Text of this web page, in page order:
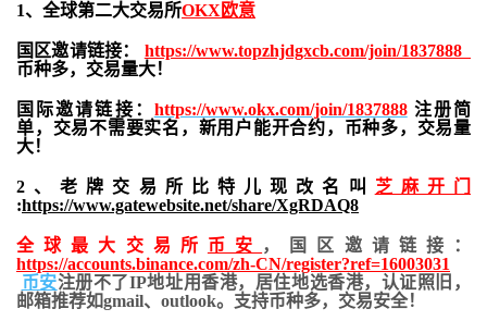
1、全球第二大交易所OKX欧意
国区邀请链接： https://www.topzhjdgxcb.com/join/1837888
币种多，交易量大！
国际邀请链接： https://www.okx.com/join/1837888注册简
单，交易不需要实名，新用户能开合约， 币种多，交易量
大！
2、老牌交易所比特儿现改名叫 芝麻开门
:https://www.gatewebsite.net/share/XgRDAQ8
全球最大交易所 币安
，国区邀请链接：
https://accounts.binance.com/zh-CN/register?ref=16003031
币安注册不了IP地址用香港，居住地选香港，认证照旧，
邮箱推荐如gmail、outlook。支持币种多，交易安全！